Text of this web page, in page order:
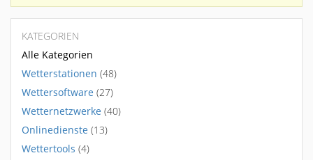
KATEGORIEN
Alle Kategorien
Wetterstationen (48)
Wettersoftware (27)
Wetternetzwerke (40)
Onlinedienste (13)
Wettertools (4)